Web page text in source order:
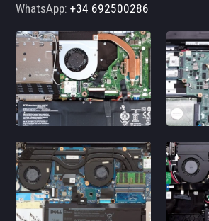
WhatsApp:+34 692500286